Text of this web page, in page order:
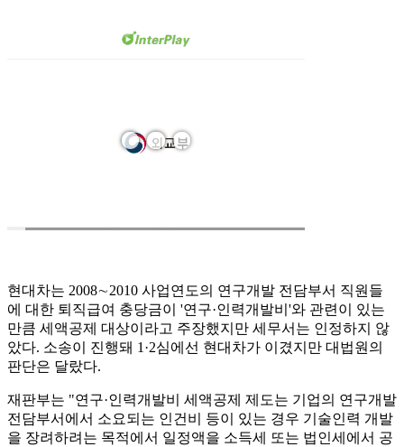
현대차는 2008∼2010 사업연도의 연구개발 전담부서 직원들
에 대한 퇴직급여 충당금이 '연구·인력개발비'와 관련이 있는
만큼 세액공제 대상이라고 주장했지만 세무서는 인정하지 않
았다. 소송이 진행돼 1·2심에선 현대차가 이겼지만 대법원의
판단은 달랐다.
재판부는 "연구·인력개발비 세액공제 제도는 기업의 연구개발
전담부서에서 소요되는 인건비 등이 있는 경우 기술인력 개발
을 장려하려는 목적에서 일정액을 소득세 또는 법인세에서 공